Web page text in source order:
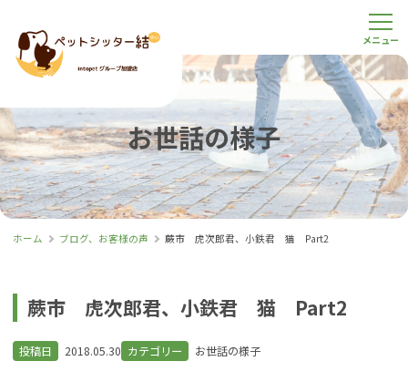
お世話の様子
ホーム ブログ、お客様の声 蕨市 虎次郎君、小鉄君 猫 Part2
蕨市 虎次郎君、小鉄君 猫 Part2
投稿日 2018.05.30 カテゴリー お世話の様子